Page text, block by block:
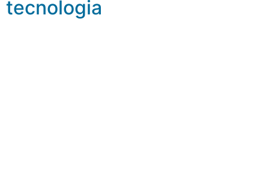
tecnologia